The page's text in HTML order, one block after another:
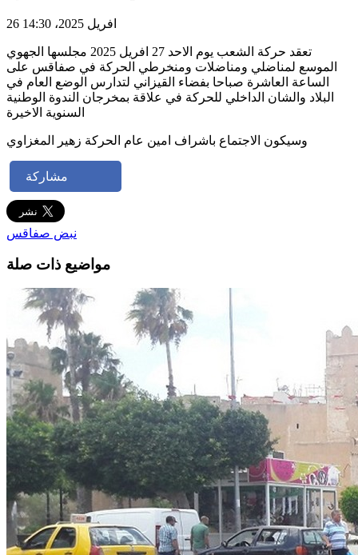
26 افريل 2025، 14:30
تعقد حركة الشعب يوم الاحد 27 افريل 2025 مجلسها الجهوي
الموسع لمناضلي ومناضلات ومنخرطي الحركة في صفاقس على
الساعة العاشرة صباحا بفضاء القيزاني لتدارس الوضع العام في
البلاد والشان الداخلي للحركة في علاقة بمخرجان الندوة الوطنية
السنوية الاخيرة
وسيكون الاجتماع باشراف امين عام الحركة زهير المغزاوي
مشاركة
نبض صفاقس
مواضيع ذات صلة